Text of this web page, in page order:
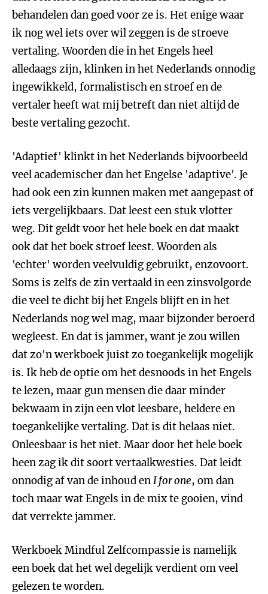
behandelen dan goed voor ze is. Het enige waar
ik nog wel iets over wil zeggen is de stroeve
vertaling. Woorden die in het Engels heel
alledaags zijn, klinken in het Nederlands onnodig
ingewikkeld, formalistisch en stroef en de
vertaler heeft wat mij betreft dan niet altijd de
beste vertaling gezocht.
'Adaptief' klinkt in het Nederlands bijvoorbeeld
veel academischer dan het Engelse 'adaptive'. Je
had ook een zin kunnen maken met aangepast of
iets vergelijkbaars. Dat leest een stuk vlotter
weg. Dit geldt voor het hele boek en dat maakt
ook dat het boek stroef leest. Woorden als
'echter' worden veelvuldig gebruikt, enzovoort.
Soms is zelfs de zin vertaald in een zinsvolgorde
die veel te dicht bij het Engels blijft en in het
Nederlands nog wel mag, maar bijzonder beroerd
wegleest. En dat is jammer, want je zou willen
dat zo'n werkboek juist zo toegankelijk mogelijk
is. Ik heb de optie om het desnoods in het Engels
te lezen, maar gun mensen die daar minder
bekwaam in zijn een vlot leesbare, heldere en
toegankelijke vertaling. Dat is dit helaas niet.
Onleesbaar is het niet. Maar door het hele boek
heen zag ik dit soort vertaalkwesties. Dat leidt
onnodig af van de inhoud enI for one, om dan
toch maar wat Engels in de mix te gooien, vind
dat verrekte jammer.
Werkboek Mindful Zelfcompassie is namelijk
een boek dat het wel degelijk verdient om veel
gelezen te worden.